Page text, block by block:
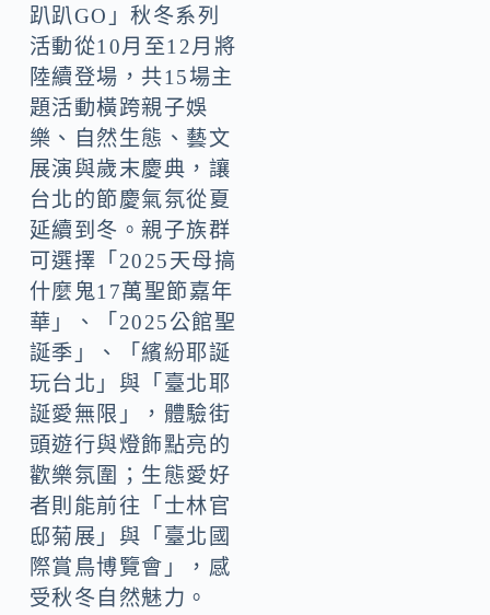
趴趴GO」秋冬系列
活動從10月至12月將
陸續登場，共15場主
題活動橫跨親子娛
樂、自然生態、藝文
展演與歲末慶典，讓
台北的節慶氣氛從夏
延續到冬。親子族群
可選擇「2025天母搞
什麼鬼17萬聖節嘉年
華」、「2025公館聖
誕季」、「繽紛耶誕
玩台北」與「臺北耶
誕愛無限」，體驗街
頭遊行與燈飾點亮的
歡樂氛圍；生態愛好
者則能前往「士林官
邸菊展」與「臺北國
際賞鳥博覽會」，感
受秋冬自然魅力。